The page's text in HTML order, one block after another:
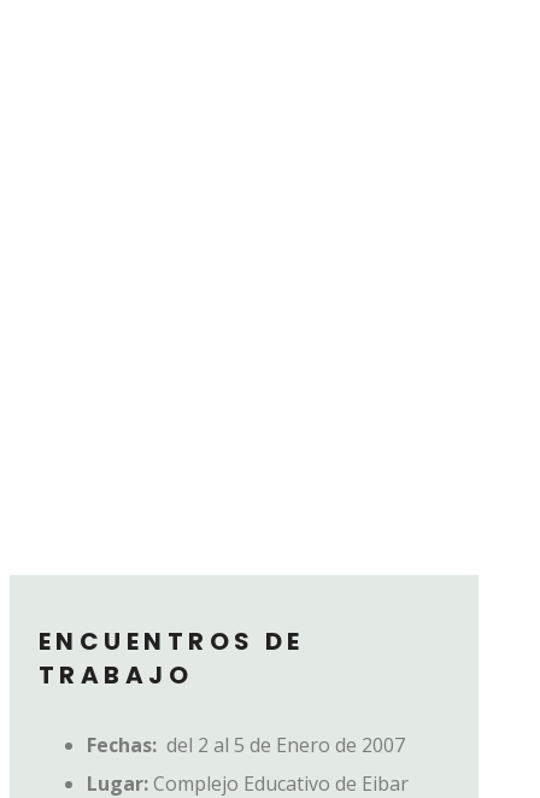
ENCUENTROS DE
TRABAJO
Fechas: del 2 al 5 de Enero de 2007
Lugar:Complejo Educativo de Eibar